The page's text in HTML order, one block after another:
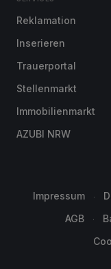
Reklamation
Inserieren
Trauerportal
Stellenmarkt
Immobilienmarkt
AZUBI NRW
Impressum
AGB